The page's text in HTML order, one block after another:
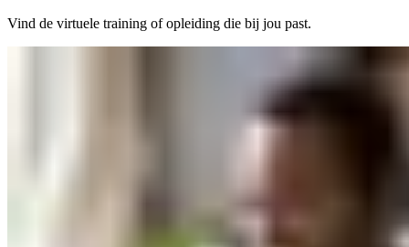
Vind de virtuele training of opleiding die bij jou past.